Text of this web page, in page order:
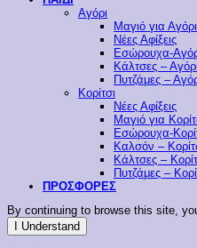
Αγόρι
Μαγιό για
Νέες Αφίξεις
Εσώρουχα-
Κάλτσες – Αγόρι
Πυτζάμες –
Κορίτσι
Νέες Αφίξεις
Μαγιό για
Εσώρουχα-
Καλσόν –
Κάλτσες –
Πυτζάμες –
ΠΡΟΣΦΟΡΕΣ
By continuing to browse this site,
I Understand